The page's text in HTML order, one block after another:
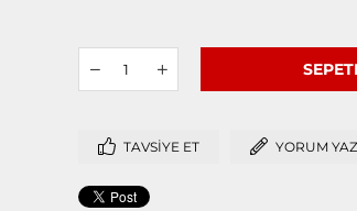
TAVSIYE ET YORUM YAZ